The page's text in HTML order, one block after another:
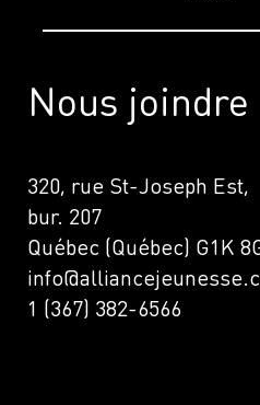
Nous joindre
320, rue St-Joseph Est,
bur. 207
Québec (Québec) G1K
1 (367) 382-6566